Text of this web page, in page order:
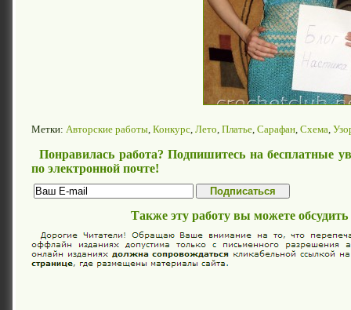
Метки: Авторские работы, Конкурс, Лето, Платье, Сарафан, Схема,
Понравилась работа? Подпишитесь на бесплатные
по электронной почте!
Также эту работу вы можете